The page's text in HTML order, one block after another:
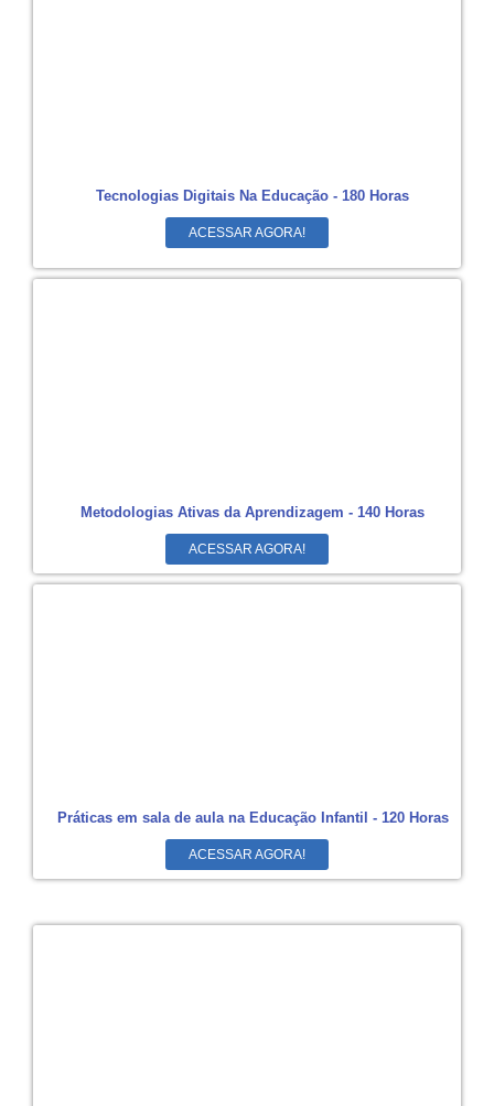
Tecnologias Digitais Na Educação - 180 Horas
ACESSAR AGORA!
Metodologias Ativas da Aprendizagem - 140 Horas
ACESSAR AGORA!
Práticas em sala de aula na Educação Infantil - 120 Horas
ACESSAR AGORA!